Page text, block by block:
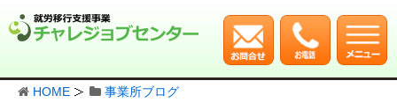
HOME
事業所ブログ